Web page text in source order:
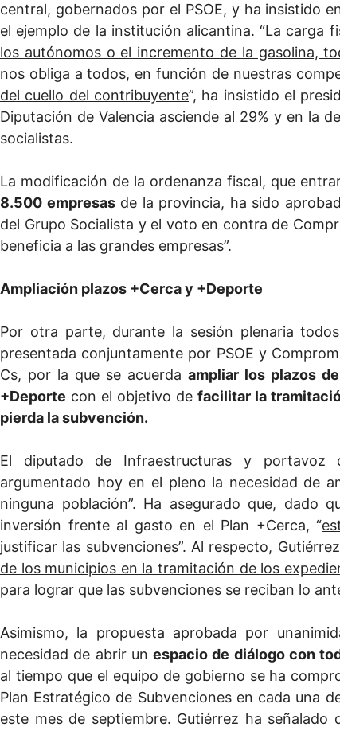
central, gobernados por el PSOE, y ha insistido
el ejemplo de la institución alicantina. “La carga
los autónomos o el incremento de la gasolina,
nos obliga a todos, en función de nuestras
del cuello del contribuyente”, ha insistido el
Diputación de Valencia asciende al 29% y en la
socialistas.
La modificación de la ordenanza fiscal, que
8.500 empresasde la provincia, ha sido
del Grupo Socialista y el voto en contra de
beneficia a las grandes empresas”.
Ampliación plazos +Cerca y +Deporte
Por otra parte, durante la sesión plenaria
presentada conjuntamente por PSOE y
Cs, por la que se acuerda ampliar los plazos
+Deporte con el objetivo defacilitar la
pierda la subvención.
El diputado de Infraestructuras y
argumentado hoy en el pleno la necesidad de
ninguna población”. Ha asegurado que, dado
inversión frente al gasto en el Plan +Cerca, “
justificar las subvenciones”. Al respecto,
de los municipios en la tramitación de los
para lograr que las subvenciones se reciban lo
Asimismo, la propuesta aprobada por
necesidad de abrir unespacio de diálogo con
al tiempo que el equipo de gobierno se ha
Plan Estratégico de Subvenciones en cada una
este mes de septiembre. Gutiérrez ha señalado